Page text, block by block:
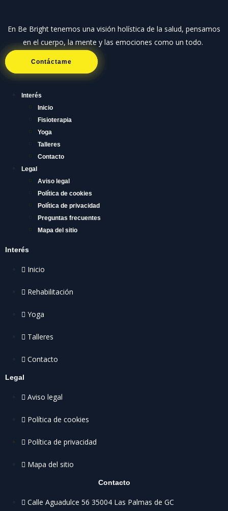
En Be Bright tenemos una visión holística de la salud, pensamos
en el cuerpo, la mente y las emociones como un todo.
Contáctame
Interés
Inicio
Fisioterapia
Yoga
Talleres
Contacto
Legal
Aviso legal
Política de cookies
Política de privacidad
Preguntas frecuentes
Mapa del sitio
Interés
Inicio
Rehabilitación
Yoga
Talleres
Contacto
Legal
Aviso legal
Política de cookies
Política de privacidad
Mapa del sitio
Contacto
Calle Aguadulce 56 35004 Las Palmas de GC